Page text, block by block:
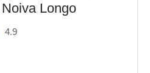
Longo
4.9